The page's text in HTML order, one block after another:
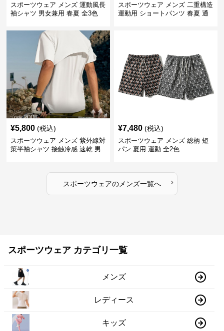
スポーツウェア メンズ 運動風長
袖シャツ 男女兼用 春夏 全3色
スポーツウェア メンズ 二重構造
運動用 ショートパンツ 春夏 通
¥5,800 (税込)
スポーツウェア メンズ 紫外線対
策半袖シャツ 接触冷感 速乾 男
¥7,480 (税込)
スポーツウェア メンズ 総柄 短
パン 夏用 運動 全2色
スポーツウェアのメンズ一覧へ ›
スポーツウェア カテゴリ一覧
メンズ
レディース
キッズ